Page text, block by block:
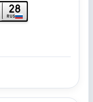
28
RUS